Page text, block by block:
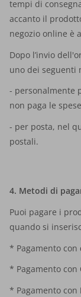
tempi di
accanto il
negozio online è
Dopo l’invio
uno dei seguenti
- personalmente
non paga le
- per posta, nel
postali.
4. Metodi di
Puoi pagare i
quando si
* Pagamento con
* Pagamento con
* Pagamento con